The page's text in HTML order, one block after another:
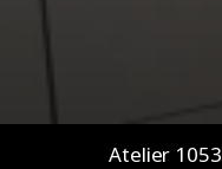
Atelier 1053